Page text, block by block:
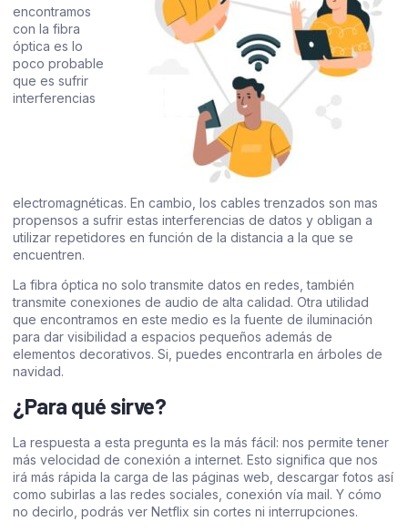
encontramos
con la fibra
óptica es lo
poco probable
que es sufrir
interferencias
electromagnéticas. En cambio, los cables trenzados son mas
propensos a sufrir estas interferencias de datos y obligan a
utilizar repetidores en función de la distancia a la que se
encuentren.
La fibra óptica no solo transmite datos en redes, también
transmite conexiones de audio de alta calidad. Otra utilidad
que encontramos en este medio es la fuente de iluminación
para dar visibilidad a espacios pequeños además de
elementos decorativos. Si, puedes encontrarla en árboles de
navidad.
¿Para qué sirve?
La respuesta a esta pregunta es la más fácil: nos permite tener
más velocidad de conexión a internet. Esto significa que nos
irá más rápida la carga de las páginas web, descargar fotos así
como subirlas a las redes sociales, conexión vía mail. Y cómo
no decirlo, podrás ver Netflix sin cortes ni interrupciones.